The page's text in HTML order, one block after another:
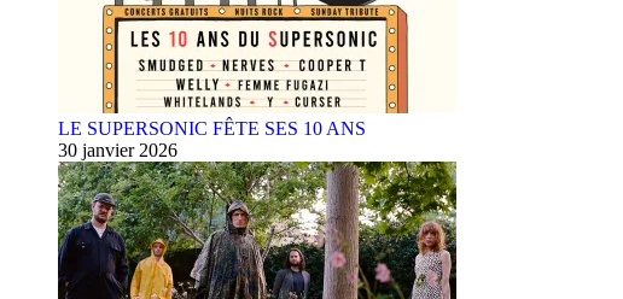
LE SUPERSONIC FÊTE SES 10 ANS
30 janvier 2026